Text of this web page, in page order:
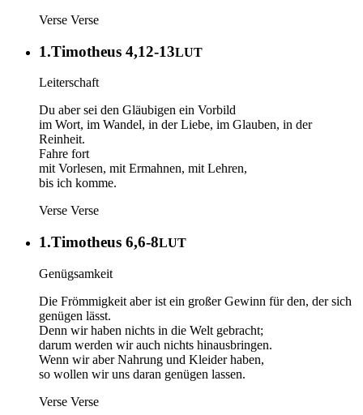
Verse Verse
1.Timotheus 4,12-13LUT
Leiterschaft
Du aber sei den Gläubigen ein Vorbild
im Wort, im Wandel, in der Liebe, im Glauben, in der
Reinheit.
Fahre fort
mit Vorlesen, mit Ermahnen, mit Lehren,
bis ich komme.
Verse Verse
1.Timotheus 6,6-8LUT
Genügsamkeit
Die Frömmigkeit aber ist ein großer Gewinn für den, der sich
genügen lässt.
Denn wir haben nichts in die Welt gebracht;
darum werden wir auch nichts hinausbringen.
Wenn wir aber Nahrung und Kleider haben,
so wollen wir uns daran genügen lassen.
Verse Verse